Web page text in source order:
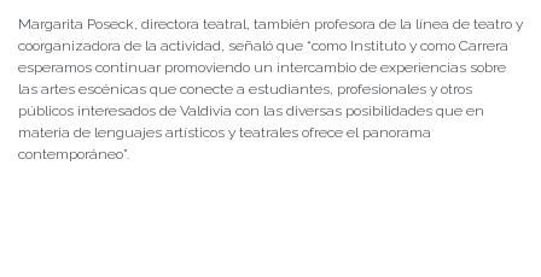
Margarita Poseck, directora teatral, también profesora de la línea de teatro y
coorganizadora de la actividad, señaló que “como Instituto y como Carrera
esperamos continuar promoviendo un intercambio de experiencias sobre
las artes escénicas que conecte a estudiantes, profesionales y otros
públicos interesados de Valdivia con las diversas posibilidades que en
materia de lenguajes artísticos y teatrales ofrece el panorama
contemporáneo”.